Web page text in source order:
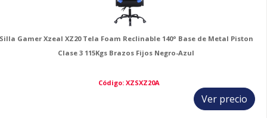
Gamer Xzeal XZ20 Tela Foam Reclinable 140° Base de Metal Piston
Clase 3 115Kgs Brazos Fijos Negro-Azul
Código: XZSXZ20A
Ver precio